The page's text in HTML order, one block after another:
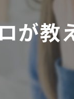
が教